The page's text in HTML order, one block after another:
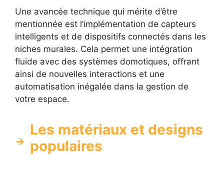
Une avancée technique qui mérite d’être
mentionnée est l’implémentation de capteurs
intelligents et de dispositifs connectés dans les
niches murales. Cela permet une intégration
fluide avec des systèmes domotiques, offrant
ainsi de nouvelles interactions et une
automatisation inégalée dans la gestion de
votre espace.
Les matériaux et designs
populaires